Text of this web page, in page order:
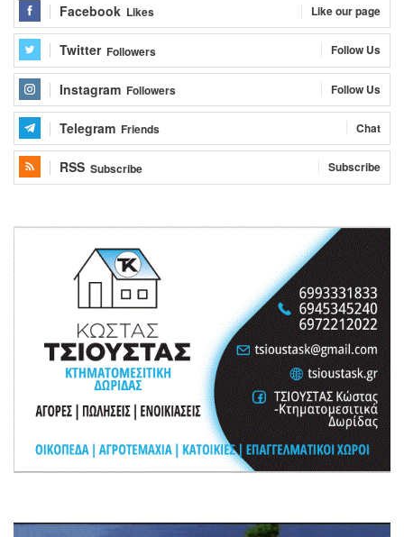
Facebook Likes Like our page
Twitter Followers Follow Us
Instagram Followers Follow Us
Telegram Friends Chat
RSS Subscribe Subscribe